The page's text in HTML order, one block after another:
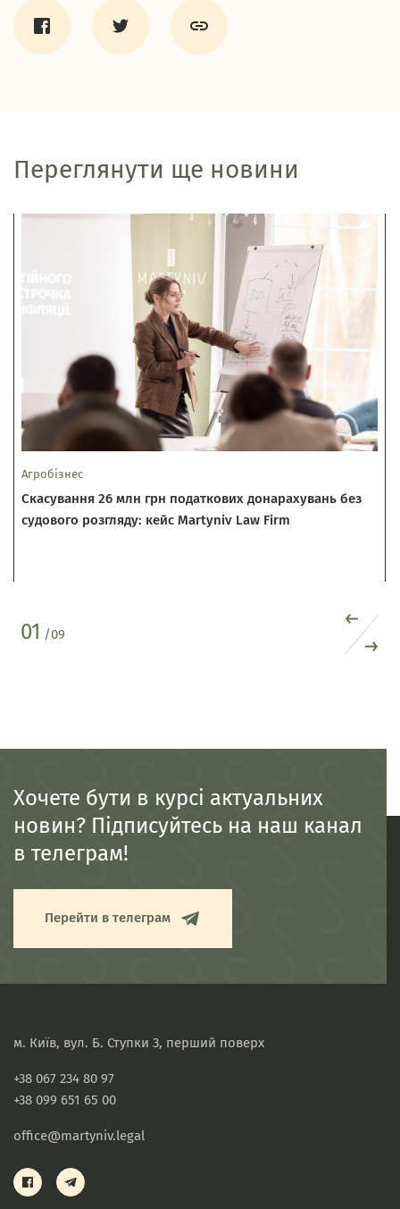
Переглянути ще новини
Агробізнес
Скасування 26 млн грн податкових донарахувань без
судового розгляду: кейс Martyniv Law Firm
01 /09
Хочете бути в курсі актуальних
новин? Підписуйтесь на наш канал
в телеграм!
Перейти в телеграм
м. Київ, вул. Б. Ступки 3, перший поверх
+38 067 234 80 97
+38 099 651 65 00
office@martyniv.legal